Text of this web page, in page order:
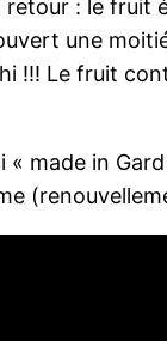
retour : le fruit
une
!!! Le fruit
made in